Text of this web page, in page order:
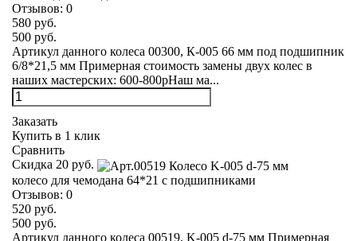
Отзывов: 0
580 руб.
500 руб.
Артикул данного колеса 00300, К-005 66 мм под подшипник
6/8*21,5 мм Примерная стоимость замены двух колес в
наших мастерских: 600-800рНаш ма...
Заказать
Купить в 1 клик
Сравнить
Скидка 20 руб.
колесо для чемодана 64*21 с подшипниками
Отзывов: 0
520 руб.
500 руб.
Артикул данного колеса 00519, K-005 d-75 мм Примерная